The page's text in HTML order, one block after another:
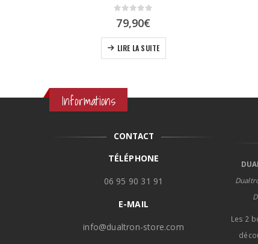
79,90€
LIRE LA SUITE
Informations
CONTACT
TÉLÉPHONE
06 95 90 31 91
E-MAIL
info@dualtron-store.com
Les 2